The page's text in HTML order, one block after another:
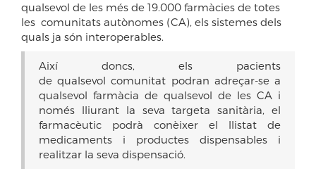
qualsevol de les més de 19.000 farmàcies de totes
les comunitats autònomes (CA), els sistemes dels
quals ja són interoperables.
Així doncs, els pacients
de qualsevol comunitat podran adreçar-se a
qualsevol farmàcia de qualsevol de les CA i
només lliurant la seva targeta sanitària, el
farmacèutic podrà conèixer el llistat de
medicaments i productes dispensables i
realitzar la seva dispensació.